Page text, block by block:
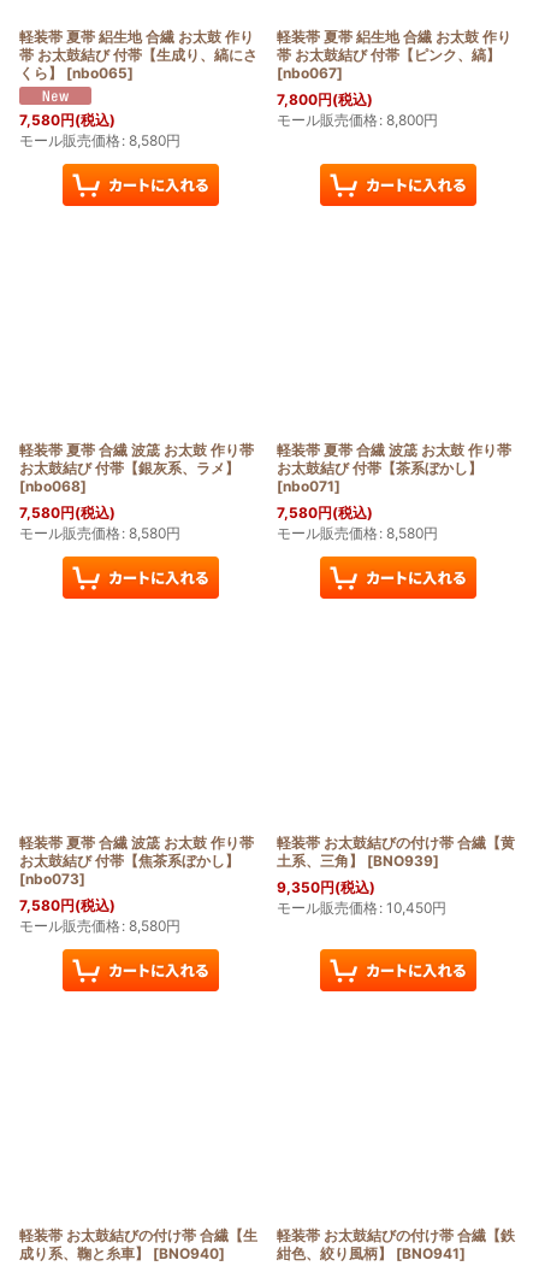
軽装帯 夏帯 絽生地 合繊 お太鼓 作り
帯 お太鼓結び 付帯【生成り、縞にさ
くら】
[nbo065]
7,580円(税込)
モール販売価格: 8,580円
軽装帯 夏帯 絽生地 合繊 お太鼓 作り
帯 お太鼓結び 付帯【ピンク、縞】
[nbo067]
7,800円(税込)
モール販売価格: 8,800円
軽装帯 夏帯 合繊 波筬 お太鼓 作り帯
お太鼓結び 付帯【銀灰系、ラメ】
[nbo068]
7,580円(税込)
モール販売価格: 8,580円
軽装帯 夏帯 合繊 波筬 お太鼓 作り帯
お太鼓結び 付帯【茶系ぼかし】
[nbo071]
7,580円(税込)
モール販売価格: 8,580円
軽装帯 夏帯 合繊 波筬 お太鼓 作り帯
お太鼓結び 付帯【焦茶系ぼかし】
[nbo073]
7,580円(税込)
モール販売価格: 8,580円
軽装帯 お太鼓結びの付け帯 合繊【黄
土系、三角】
[BNO939]
9,350円(税込)
モール販売価格: 10,450円
軽装帯 お太鼓結びの付け帯 合繊【生
成り系、鞠と糸車】
[BNO940]
軽装帯 お太鼓結びの付け帯 合繊【鉄
紺色、絞り風柄】
[BNO941]